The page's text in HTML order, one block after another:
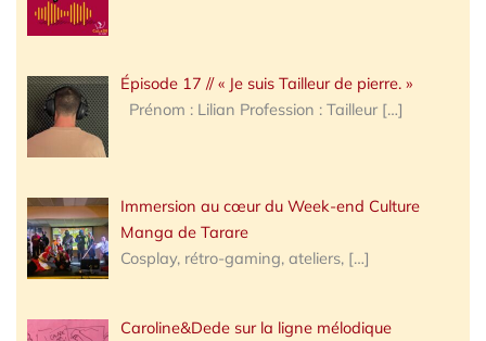
Épisode 17 // « Je suis Tailleur de pierre. »
Prénom : Lilian Profession : Tailleur […]
Immersion au cœur du Week-end Culture
Manga de Tarare
Cosplay, rétro-gaming, ateliers, […]
Caroline&Dede sur la ligne mélodique